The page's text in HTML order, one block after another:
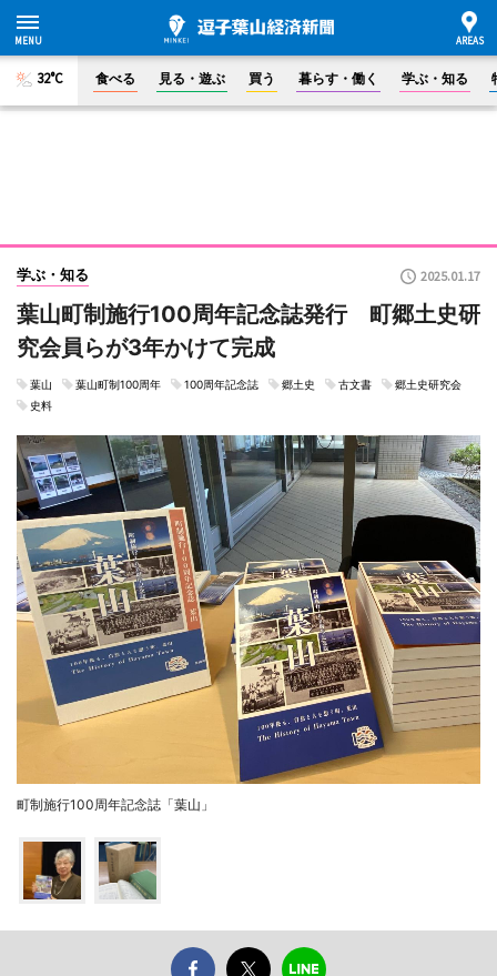
32°C 食べる 見る・遊ぶ 買う 暮らす・働く 学ぶ・知る
学ぶ・知る 2025.01.17
葉山町制施行100周年記念誌発行 町郷土史研
究会員らが3年かけて完成
葉山 葉山町制100周年 100周年記念誌 郷土史 古文書
郷土史研究会
史料
町制施行100周年記念誌「葉山」